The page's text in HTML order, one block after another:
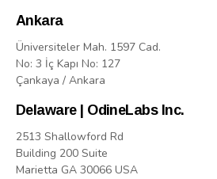
Ankara
Üniversiteler Mah. 1597 Cad.
No: 3 İç Kapı No: 127
Çankaya / Ankara
Delaware | OdineLabs Inc.
2513 Shallowford Rd
Building 200 Suite
Marietta GA 30066 USA